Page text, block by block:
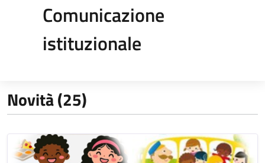
Comunicazione
istituzionale
Novità (25)